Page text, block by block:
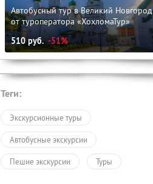
Автобусный тур в Великий Новгород
от туроператора «ХохломаТур»
510руб. -51%
Теги:
Экскурсионные туры
Автобусные экскурсии
Пешие экскурсии Туры